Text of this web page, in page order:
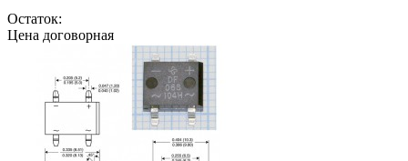
Остаток:
Цена договорная